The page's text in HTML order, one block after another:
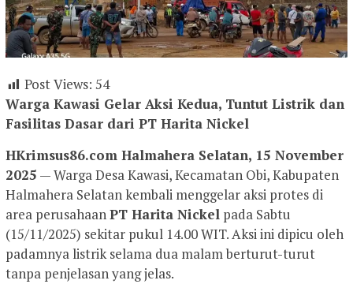
Post Views: 54
Warga Kawasi Gelar Aksi Kedua, Tuntut Listrik dan
Fasilitas Dasar dari PT Harita Nickel
HKrimsus86.com Halmahera Selatan, 15 November
2025 — Warga Desa Kawasi, Kecamatan Obi, Kabupaten
Halmahera Selatan kembali menggelar aksi protes di
area perusahaanPT Harita Nickel pada Sabtu
(15/11/2025) sekitar pukul 14.00 WIT. Aksi ini dipicu oleh
padamnya listrik selama dua malam berturut-turut
tanpa penjelasan yang jelas.